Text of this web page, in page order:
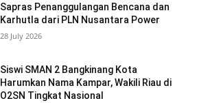
Sapras Penanggulangan Bencana dan
Karhutla dari PLN Nusantara Power
28 July 2026
Siswi SMAN 2 Bangkinang Kota
Harumkan Nama Kampar, Wakili Riau di
O2SN Tingkat Nasional